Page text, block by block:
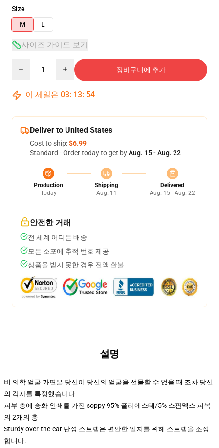
Size
M
L
사이즈 가이드 보기
장바구니에 추가
이 세일은 03: 13: 54
Deliver to United States
Cost to ship:$6.99
Standard - Order today to get byAug. 15 - Aug. 22
Production
Today
Shipping
Aug. 11
Delivered
Aug. 15 - Aug. 22
안전한 거래
전 세계 어디든 배송
모든 소포에 추적 번호 제공
상품을 받지 못한 경우 전액 환불
설명
비 의학 얼굴 가면은 당신이 당신의 얼굴을 선물할 수 없을 때 조차 당신
의 각자를 특정했습니다
피부 층에 승화 인쇄를 가진 soppy 95% 폴리에스테/5% 스판덱스 피복
의 2개의 층
Sturdy over-the-ear 탄성 스트랩은 편안한 일치를 위해 스트랩을 조정
합니다.